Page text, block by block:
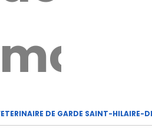
moi
DE GARDE SAINT-HILAIRE-